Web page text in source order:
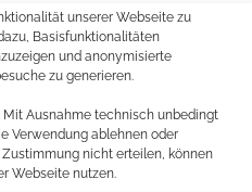
unserer Webseite zu
Basisfunktionalitäten
und anonymisierte
zu generieren.
Ausnahme technisch unbedingt
Verwendung ablehnen oder
nicht erteilen, können
Webseite nutzen.
Münster
– 261880
– 28603